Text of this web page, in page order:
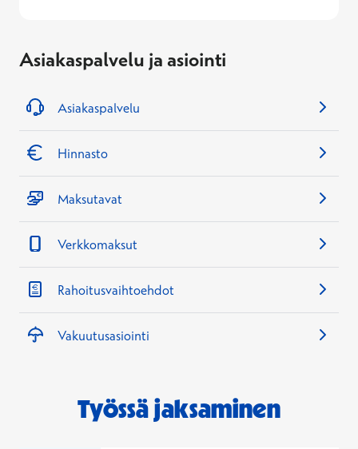
Asiakaspalvelu ja asiointi
Asiakaspalvelu
Hinnasto
Maksutavat
Verkkomaksut
Rahoitusvaihtoehdot
Vakuutusasiointi
Työssä jaksaminen